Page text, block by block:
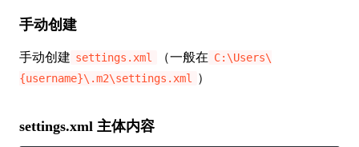
手动创建
手动创建 settings.xml （一般在 C:\Users\
{username}\.m2\settings.xml
）
settings.xml 主体内容